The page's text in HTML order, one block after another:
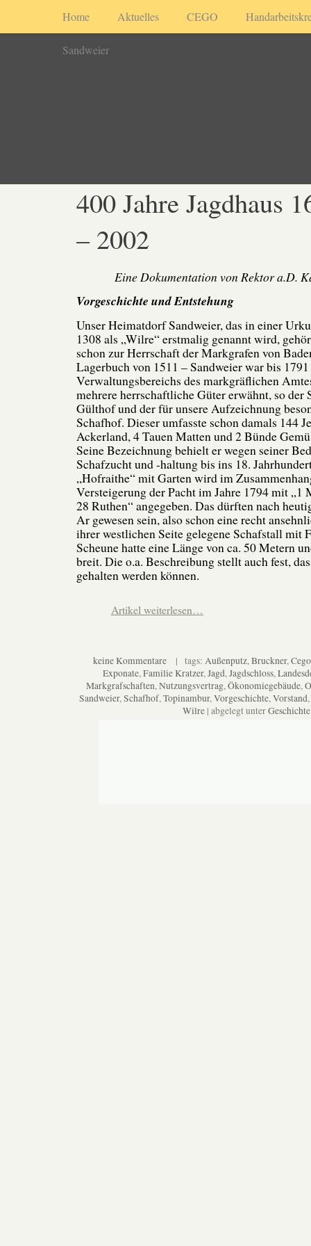
Home Aktuelles CEGO
Sandweier
400 Jahre Jagdhaus
– 2002
Eine Dokumentation von Rektor a.D.
Vorgeschichte und Entstehung
Unser Heimatdorf Sandweier, das in einer
1308 als „Wilre“ erstmalig genannt wird,
schon zur Herrschaft der Markgrafen von
Lagerbuch von 1511 – Sandweier war bis
Verwaltungsbereichs des markgräflichen
mehrere herrschaftliche Güter erwähnt, so der
Gülthof und der für unsere Aufzeichnung
Schafhof. Dieser umfasste schon damals 144
Ackerland, 4 Tauen Matten und 2 Bünde
Seine Bezeichnung behielt er wegen seiner
Schafzucht und -haltung bis ins 18.
„Hofraithe“ mit Garten wird im
Versteigerung der Pacht im Jahre 1794 mit „1
28 Ruthen“ angegeben. Das dürften nach
Ar gewesen sein, also schon eine recht
ihrer westlichen Seite gelegene Schafstall mit
Scheune hatte eine Länge von ca. 50 Metern
breit. Die o.a. Beschreibung stellt auch fest,
gehalten werden können.
Artikel weiterlesen…
keine Kommentare | tags: Außenputz,Bruckner,Cego
Exponate,Familie Kratzer,Jagd,Jagdschloss,
Markgrafschaften,Nutzungsvertrag,Ökonomiegebäude,
Sandweier,Schafhof,Topinambur,Vorgeschichte,Vorstand,
Wilre | abgelegt unterGeschichte